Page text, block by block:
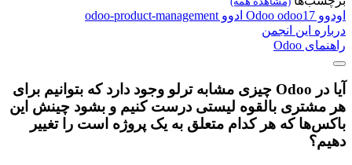
اودوو Odoo odoo17 ادوو odoo-product-management
درباره این انجمن
راهنمای Odoo
آیا در Odoo چیزی مشابه ترلو وجود دارد که بتوانیم برای
هر مشتری بالقوه لیستی درست کنیم و بشود چینش این
باکس‌ها که هر کدام متعلق به یک پروژه است را تغییر
دهیم؟